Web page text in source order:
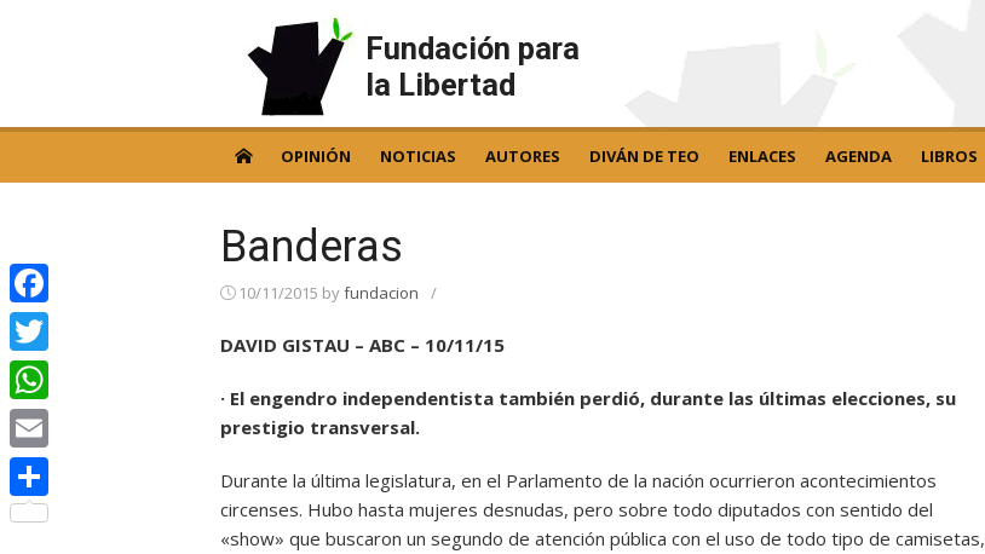
Fundación para
la Libertad
OPINIÓN NOTICIAS AUTORES DIVÁN DE TEO ENLACES AGENDA LIBROS
Banderas
10/11/2015 byfundacion /
DAVID GISTAU – ABC – 10/11/15
· El engendro independentista también perdió, durante las últimas elecciones, su
prestigio transversal.
Durante la última legislatura, en el Parlamento de la nación ocurrieron acontecimientos
circenses. Hubo hasta mujeres desnudas, pero sobre todo diputados con sentido del
«show» que buscaron un segundo de atención pública con el uso de todo tipo de camisetas,
Facebook
Twitter
WhatsApp
Email
Compartir